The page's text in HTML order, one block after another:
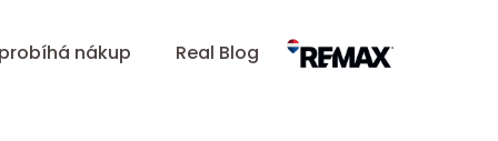
nákup Real Blog